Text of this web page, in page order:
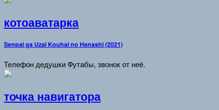
котоаватарка
Senpai ga Uzai Kouhai no Hanashi (2021)
Телефон дедушки Футабы, звонок от неё.
точка навигатора